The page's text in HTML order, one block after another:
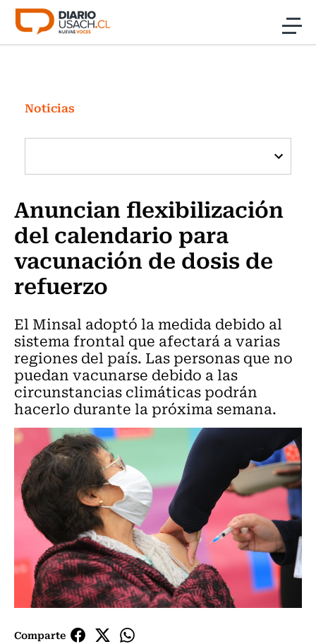
Click acá para ir directamente al contenido
Investigación
Cultura
Programas Radio y TV Usach
Noticias
Anuncian flexibilización
del calendario para
vacunación de dosis de
refuerzo
El Minsal adoptó la medida debido al
sistema frontal que afectará a varias
regiones del país. Las personas que no
puedan vacunarse debido a las
circunstancias climáticas podrán
hacerlo durante la próxima semana.
Comparte